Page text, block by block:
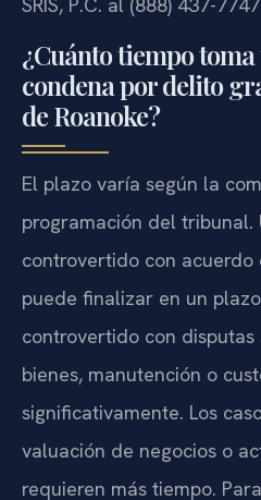
¿Cuánto tiempo
condena por delito
de Roanoke?
El plazo varía según la
programación del tribunal.
controvertido con
puede finalizar en un
controvertido con
bienes, manutención o
significativamente. Los
valuación de negocios o
requieren más tiempo.